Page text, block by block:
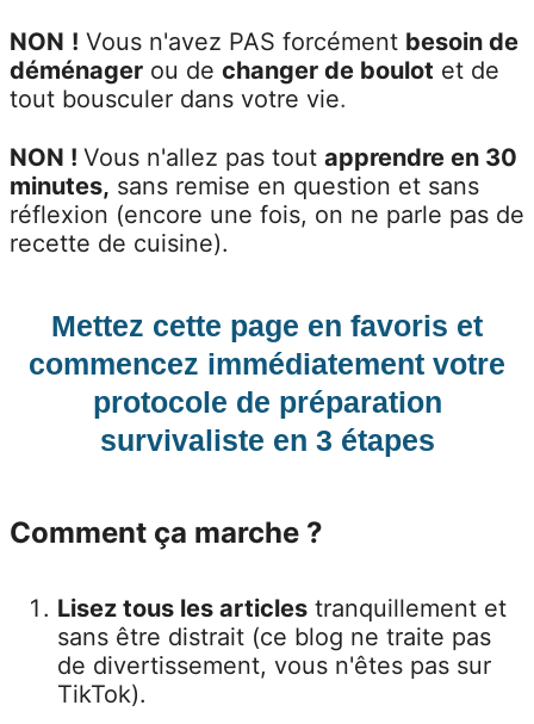
NON ! Vous n'avez PAS forcément besoin de
déménager ou de changer de boulot et de
tout bousculer dans votre vie.
NON ! Vous n'allez pas tout apprendre en 30
minutes, sans remise en question et sans
réflexion (encore une fois, on ne parle pas de
recette de cuisine).
Mettez cette page en favoris et
commencez immédiatement votre
protocole de préparation
survivaliste en 3 étapes
Comment ça marche ?
Lisez tous les articles tranquillement et
sans être distrait (ce blog ne traite pas
de divertissement, vous n'êtes pas sur
TikTok).